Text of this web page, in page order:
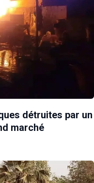
détruites par un
marché